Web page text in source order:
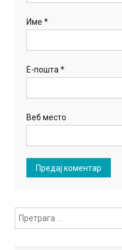
Име*
Е-пошта*
Веб место